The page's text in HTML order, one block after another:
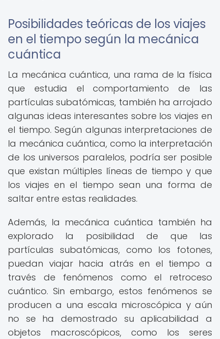
Posibilidades teóricas de los viajes
en el tiempo según la mecánica
cuántica
La mecánica cuántica, una rama de la física
que estudia el comportamiento de las
partículas subatómicas, también ha arrojado
algunas ideas interesantes sobre los viajes en
el tiempo. Según algunas interpretaciones de
la mecánica cuántica, como la interpretación
de los universos paralelos, podría ser posible
que existan múltiples líneas de tiempo y que
los viajes en el tiempo sean una forma de
saltar entre estas realidades.
Además, la mecánica cuántica también ha
explorado la posibilidad de que las
partículas subatómicas, como los fotones,
puedan viajar hacia atrás en el tiempo a
través de fenómenos como el retroceso
cuántico. Sin embargo, estos fenómenos se
producen a una escala microscópica y aún
no se ha demostrado su aplicabilidad a
objetos macroscópicos, como los seres